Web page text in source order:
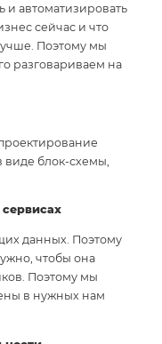
и автоматизировать
сейчас и что
Поэтому мы
разговариваем на
блок-схемы,
данных. Поэтому
чтобы она
Поэтому мы
в нужных нам